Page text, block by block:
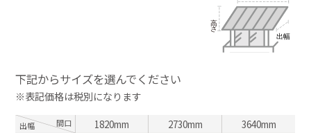
下記からサイズを選んでください
※表記価格は税別になります
出幅 間口 1820mm 2730mm
3640mm